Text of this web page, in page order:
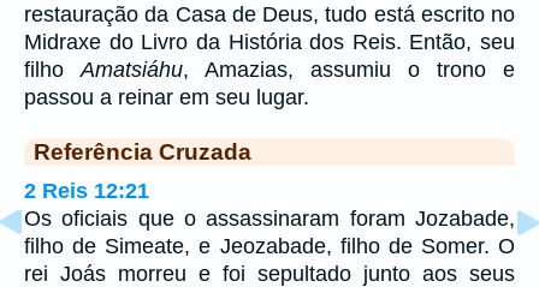
restauração da Casa de Deus, tudo está escrito no
Midraxe do Livro da História dos Reis. Então, seu
filho Amatsiáhu, Amazias, assumiu o trono e
passou a reinar em seu lugar.
Referência Cruzada
2 Reis 12:21
Os oficiais que o assassinaram foram Jozabade,
filho de Simeate, e Jeozabade, filho de Somer. O
rei Joás morreu e foi sepultado junto aos seus